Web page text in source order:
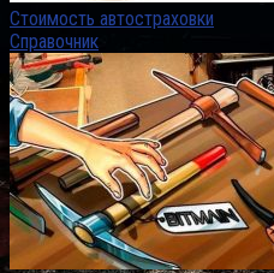
Стоимость автостраховки
Справочник